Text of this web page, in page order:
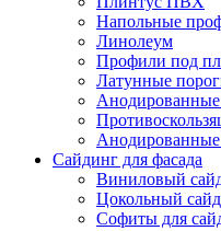
Напольные
Линолеум
Профили под
Латунные
Анодированные
Сайдинг для фасада
Виниловый
Цокольный
Софиты для